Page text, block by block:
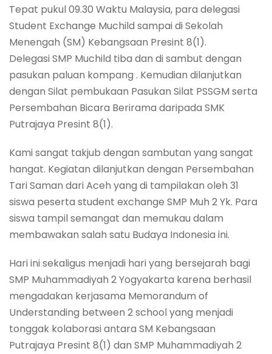
Tepat pukul 09.30 Waktu Malaysia, para delegasi
Student Exchange Muchild sampai di Sekolah
Menengah (SM) Kebangsaan Presint 8(1).
Delegasi SMP Muchild tiba dan di sambut dengan
pasukan paluan kompang . Kemudian dilanjutkan
dengan Silat pembukaan Pasukan Silat PSSGM serta
Persembahan Bicara Berirama daripada SMK
Putrajaya Presint 8(1).
Kami sangat takjub dengan sambutan yang sangat
hangat. Kegiatan dilanjutkan dengan Persembahan
Tari Saman dari Aceh yang di tampilakan oleh 31
siswa peserta student exchange SMP Muh 2 Yk. Para
siswa tampil semangat dan memukau dalam
membawakan salah satu Budaya Indonesia ini.
Hari ini sekaligus menjadi hari yang bersejarah bagi
SMP Muhammadiyah 2 Yogyakarta karena berhasil
mengadakan kerjasama Memorandum of
Understanding between 2 school yang menjadi
tonggak kolaborasi antara SM Kebangsaan
Putrajaya Presint 8(1) dan SMP Muhammadiyah 2